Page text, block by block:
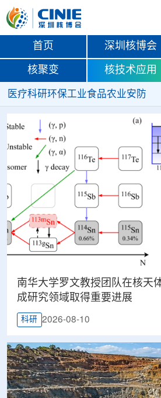
首页 深圳核博会
核聚变 核技术应用
医疗科研环保工业食品农业安防
南华大学罗文教授团队在核天
成研究领域取得重要进展
科研 2026-08-10